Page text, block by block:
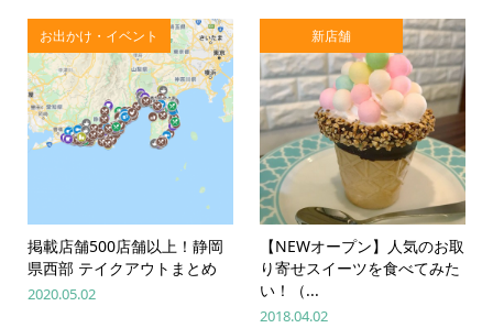
お出かけ・イベント
掲載店舗500店舗以上！静岡
県西部 テイクアウトまとめ
2020.05.02
新店舗
【NEWオープン】人気のお取
り寄せスイーツを食べてみた
い！（...
2018.04.02